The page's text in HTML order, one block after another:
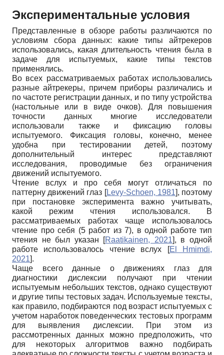
Экспериментальные условия
Представленные в обзоре работы различаются по
условиям сбора данных: какие типы айтрекеров
использовались, какая длительность чтения была в
задаче для испытуемых, какие типы текстов
применялись.
Во всех рассматриваемых работах использовались
разные айтрекеры, причем приборы различались и
по частоте регистрации данных, и по типу устройства
(настольные или в виде очков). Для повышения
точности данных многие исследователи
использовали также и фиксацию головы
испытуемого. Фиксация головы, конечно, менее
удобна при тестировании детей, поэтому
дополнительный интерес представляют
исследования, проводимые без ограничения
движений испытуемого.
Чтение вслух и про себя могут отличаться по
паттерну движений глаз [Levy-Schoen, 1981], поэтому
при постановке эксперимента важно учитывать,
какой режим чтения использовался. В
рассматриваемых работах чаще использовалось
чтение про себя (5 работ из 7), в одной работе тип
чтения не был указан
[Raatikainen, 2021], в одной
работе использовалось чтение вслух
[El Hmimdi,
2021].
Чаще всего данные о движениях глаз для
диагностики дислексии получают при чтении
испытуемым небольших текстов, однако существуют
и другие типы тестовых задач. Используемые тексты,
как правило, подбираются под возраст испытуемых с
учетом наработок поведенческих тестовых программ
для выявления дислексии. При этом из
рассмотренных данных можно предположить, что
для некоторых алгоритмов важно подбирать